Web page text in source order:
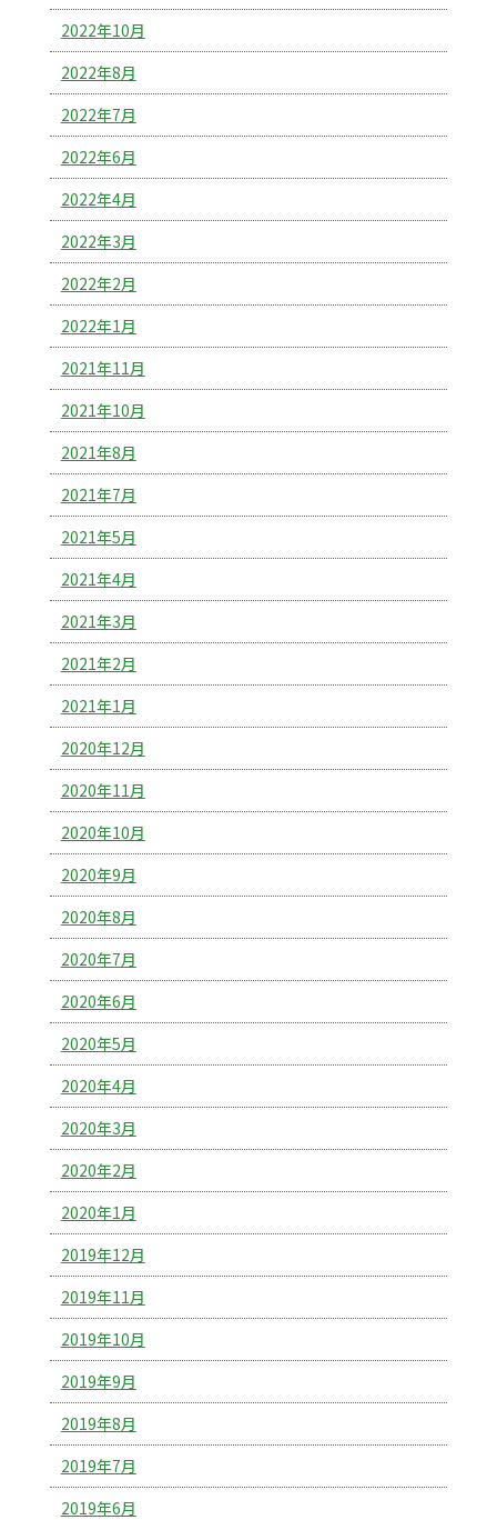
2022年10月
2022年8月
2022年7月
2022年6月
2022年4月
2022年3月
2022年2月
2022年1月
2021年11月
2021年10月
2021年8月
2021年7月
2021年5月
2021年4月
2021年3月
2021年2月
2021年1月
2020年12月
2020年11月
2020年10月
2020年9月
2020年8月
2020年7月
2020年6月
2020年5月
2020年4月
2020年3月
2020年2月
2020年1月
2019年12月
2019年11月
2019年10月
2019年9月
2019年8月
2019年7月
2019年6月